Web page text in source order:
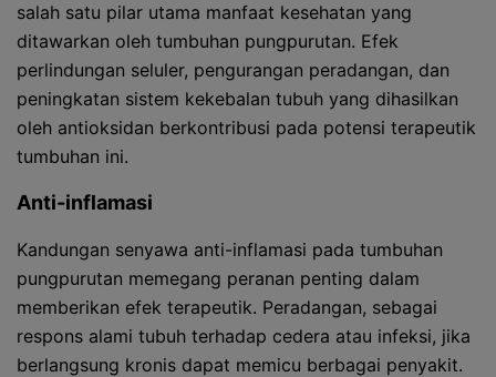
salah satu pilar utama manfaat kesehatan yang
ditawarkan oleh tumbuhan pungpurutan. Efek
perlindungan seluler, pengurangan peradangan, dan
peningkatan sistem kekebalan tubuh yang dihasilkan
oleh antioksidan berkontribusi pada potensi terapeutik
tumbuhan ini.
Anti-inflamasi
Kandungan senyawa anti-inflamasi pada tumbuhan
pungpurutan memegang peranan penting dalam
memberikan efek terapeutik. Peradangan, sebagai
respons alami tubuh terhadap cedera atau infeksi, jika
berlangsung kronis dapat memicu berbagai penyakit.